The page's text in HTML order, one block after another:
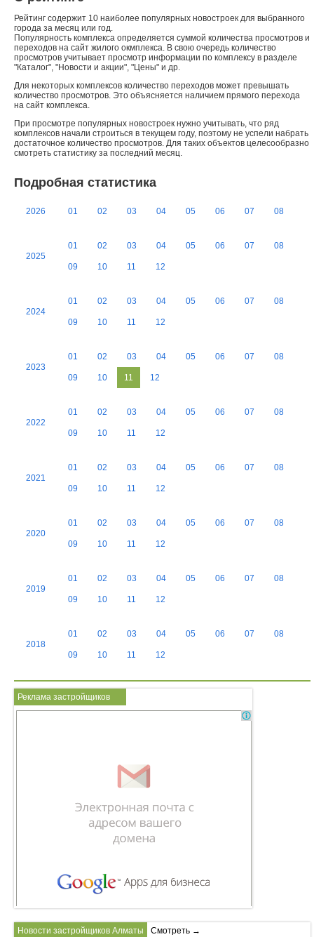
Рейтинг содержит 10 наиболее популярных новостроек для выбранного
города за месяц или год.
Популярность комплекса определяется суммой количества просмотров и
переходов на сайт жилого окмплекса. В свою очередь количество
просмотров учитывает просмотр информации по комплексу в разделе
"Каталог", "Новости и акции", "Цены" и др.
Для некоторых комплексов количество переходов может превышать
количество просмотров. Это объясняется наличием прямого перехода
на сайт комплекса.
При просмотре популярных новостроек нужно учитывать, что ряд
комплексов начали строиться в текущем году, поэтому не успели набрать
достаточное количество просмотров. Для таких объектов целесообразно
смотреть статистику за последний месяц.
Подробная статистика
2026 01 02 03 04 05 06 07 08
2025
01 02 03 04 05 06 07 08
09 10 11 12
2024
01 02 03 04 05 06 07 08
09 10 11 12
2023
01 02 03 04 05 06 07 08
09 10 11 12
2022
01 02 03 04 05 06 07 08
09 10 11 12
2021
01 02 03 04 05 06 07 08
09 10 11 12
2020
01 02 03 04 05 06 07 08
09 10 11 12
2019
01 02 03 04 05 06 07 08
09 10 11 12
2018
01 02 03 04 05 06 07 08
09 10 11 12
Реклама застройщиков
Новости застройщиков Алматы Смотреть →